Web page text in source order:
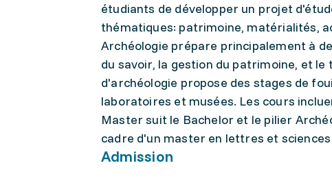
étudiants de développer un projet
thématiques: patrimoine, matérialités,
Archéologie prépare principalement à
du savoir, la gestion du patrimoine, et
d'archéologie propose des stages de
laboratoires et musées. Les cours
Master suit le Bachelor et le pilier
cadre d'un master en lettres et
Admission